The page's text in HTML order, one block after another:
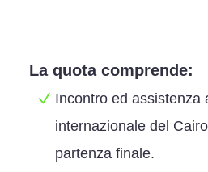
La quota comprende:
Incontro ed assistenza
internazionale del
partenza finale.